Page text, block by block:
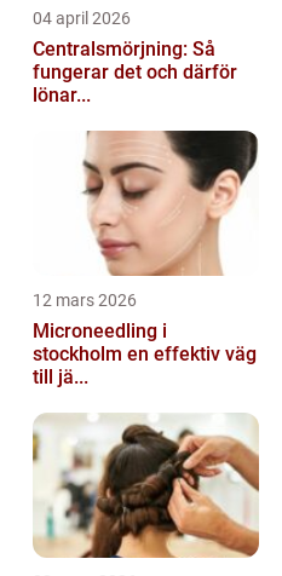
04 april 2026
Centralsmörjning: Så
fungerar det och därför
lönar...
12 mars 2026
Microneedling i
stockholm en effektiv väg
till jä...